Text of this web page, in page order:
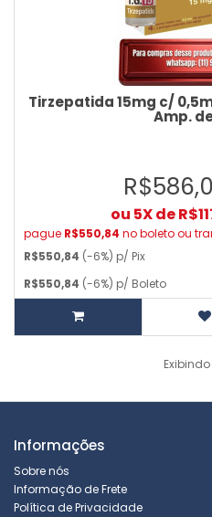
Tirzepatida 15mg c/
Amp.
ou 5X de
pague R$550,84 no boleto ou
R$550,84 (-6%) p/ Pix
R$550,84 (-6%) p/ Boleto
Informações
Sobre nós
Informação de Frete
Política de Privacidade